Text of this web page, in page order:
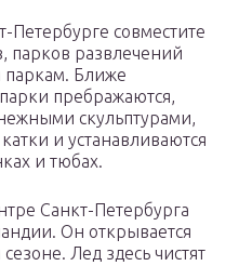
совместите
парков развлечений
паркам. Ближе
пребражаются,
скульптурами,
и устанавливаются
и тюбах.
Санкт-Петербурга
Он открывается
Лед здесь чистят